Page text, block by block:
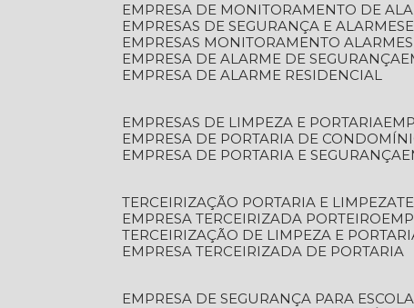
EMPRESA DE MONITORAMENTO DE
EMPRESAS DE SEGURANÇA E ALARMES
EMPRESAS MONITORAMENTO ALARMES
EMPRESA DE ALARME DE SEGURANÇA
EMPRESA DE ALARME RESIDENCIAL
EMPRESAS DE LIMPEZA E PORTARIA
EMPRESA DE PORTARIA DE
EMPRESA DE PORTARIA E SEGURANÇA
TERCEIRIZAÇÃO PORTARIA E LIMPEZA
EMPRESA TERCEIRIZADA PORTEIRO
TERCEIRIZAÇÃO DE LIMPEZA E
EMPRESA TERCEIRIZADA DE PORTARIA
EMPRESA DE SEGURANÇA PARA